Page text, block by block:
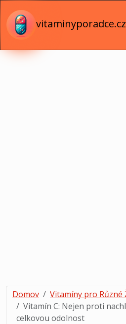
vitaminyporadce.cz
Domov
Vitamíny pro Různé
Vitamín C: Nejen proti
celkovou odolnost